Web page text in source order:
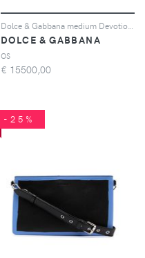
DOLCE & GABBANA
OS
€ 15500,00
-25%